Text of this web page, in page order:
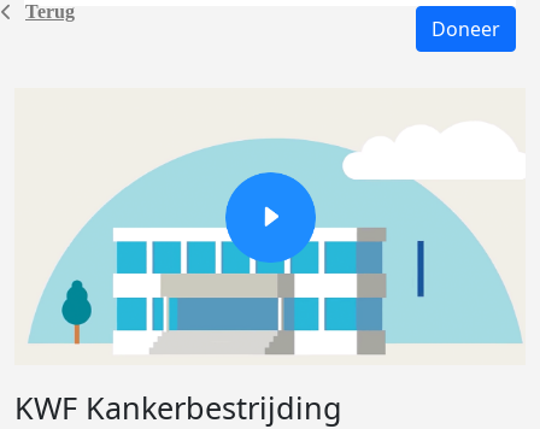
Terug
Doneer
KWF Kankerbestrijding